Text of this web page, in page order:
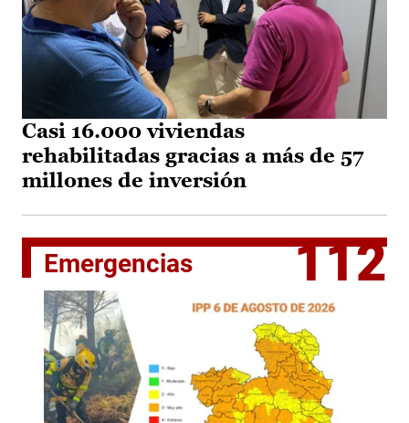
Casi 16.000 viviendas
rehabilitadas gracias a más de 57
millones de inversión
Emergencias 112